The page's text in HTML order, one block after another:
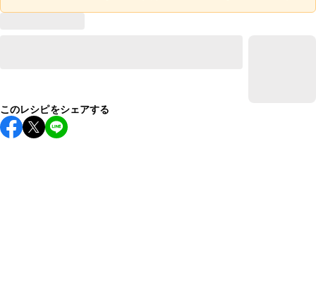
このレシピをシェアする